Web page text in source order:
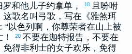
罗和他儿子约拿单 ， 18
且吩咐
这歌名叫弓歌，写在《雅煞珥
“以色列 啊，你尊荣者在山上被
20 不要在迦特报告，不要在
免得非利士的女子欢乐，免得